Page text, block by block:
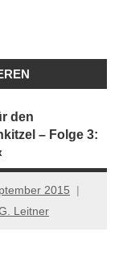
den
– Folge 3:
2015
Leitner